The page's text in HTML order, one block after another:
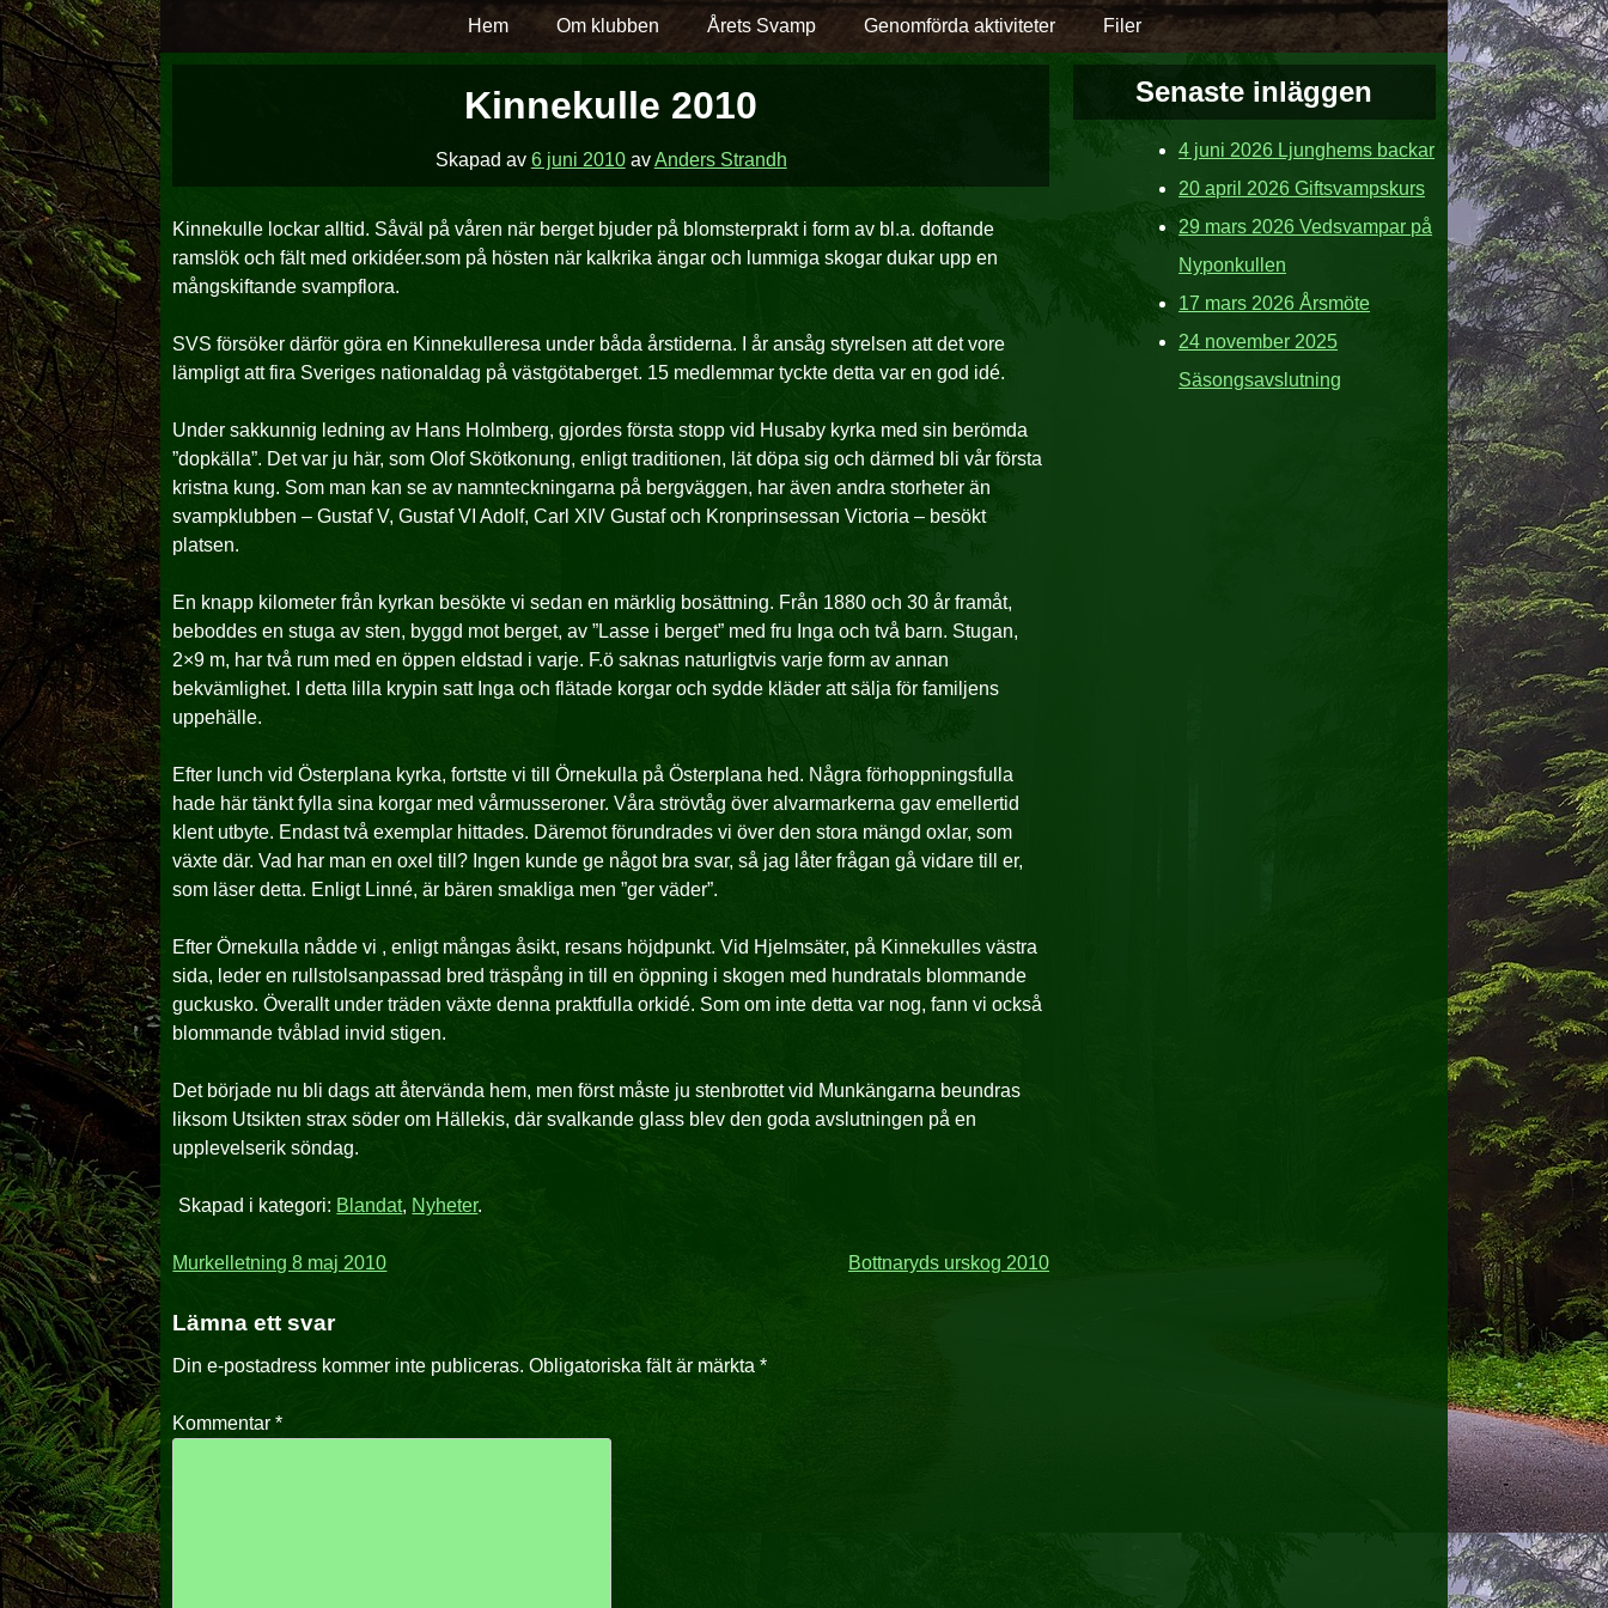
Hoppa
över
till
innehåll
Hem Om klubben Årets Svamp Genomförda aktiviteter Filer
Kinnekulle 2010
Skapad av 6 juni 2010avAnders Strandh
Kinnekulle lockar alltid. Såväl på våren när berget bjuder på blomsterprakt i form av bl.a. doftande
ramslök och fält med orkidéer.som på hösten när kalkrika ängar och lummiga skogar dukar upp en
mångskiftande svampflora.
SVS försöker därför göra en Kinnekulleresa under båda årstiderna. I år ansåg styrelsen att det vore
lämpligt att fira Sveriges nationaldag på västgötaberget. 15 medlemmar tyckte detta var en god idé.
Under sakkunnig ledning av Hans Holmberg, gjordes första stopp vid Husaby kyrka med sin berömda
”dopkälla”. Det var ju här, som Olof Skötkonung, enligt traditionen, lät döpa sig och därmed bli vår första
kristna kung. Som man kan se av namnteckningarna på bergväggen, har även andra storheter än
svampklubben – Gustaf V, Gustaf VI Adolf, Carl XIV Gustaf och Kronprinsessan Victoria – besökt
platsen.
En knapp kilometer från kyrkan besökte vi sedan en märklig bosättning. Från 1880 och 30 år framåt,
beboddes en stuga av sten, byggd mot berget, av ”Lasse i berget” med fru Inga och två barn. Stugan,
2×9 m, har två rum med en öppen eldstad i varje. F.ö saknas naturligtvis varje form av annan
bekvämlighet. I detta lilla krypin satt Inga och flätade korgar och sydde kläder att sälja för familjens
uppehälle.
Efter lunch vid Österplana kyrka, fortstte vi till Örnekulla på Österplana hed. Några förhoppningsfulla
hade här tänkt fylla sina korgar med vårmusseroner. Våra strövtåg över alvarmarkerna gav emellertid
klent utbyte. Endast två exemplar hittades. Däremot förundrades vi över den stora mängd oxlar, som
växte där. Vad har man en oxel till? Ingen kunde ge något bra svar, så jag låter frågan gå vidare till er,
som läser detta. Enligt Linné, är bären smakliga men ”ger väder”.
Efter Örnekulla nådde vi , enligt mångas åsikt, resans höjdpunkt. Vid Hjelmsäter, på Kinnekulles västra
sida, leder en rullstolsanpassad bred träspång in till en öppning i skogen med hundratals blommande
guckusko. Överallt under träden växte denna praktfulla orkidé. Som om inte detta var nog, fann vi också
blommande tvåblad invid stigen.
Det började nu bli dags att återvända hem, men först måste ju stenbrottet vid Munkängarna beundras
liksom Utsikten strax söder om Hällekis, där svalkande glass blev den goda avslutningen på en
upplevelserik söndag.
Skapad i kategori: Blandat, Nyheter.
Inläggsnavigering
Murkelletning 8 maj 2010 Bottnaryds urskog 2010
Lämna ett svar
Din e-postadress kommer inte publiceras. Obligatoriska fält är märkta*
Kommentar*
Senaste inläggen
4 juni 2026 Ljunghems backar
20 april 2026 Giftsvampskurs
29 mars 2026 Vedsvampar på
Nyponkullen
17 mars 2026 Årsmöte
24 november 2025
Säsongsavslutning